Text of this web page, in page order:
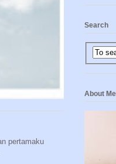
pertamaku
Search
About Me